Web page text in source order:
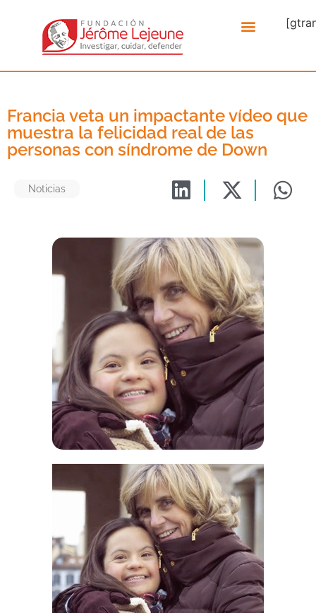
Francia veta un impactante vídeo que
muestra la felicidad real de las
personas con síndrome de Down
Noticias